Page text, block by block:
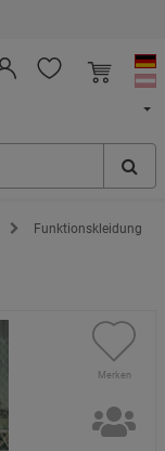
Funktionskleidung
Merken